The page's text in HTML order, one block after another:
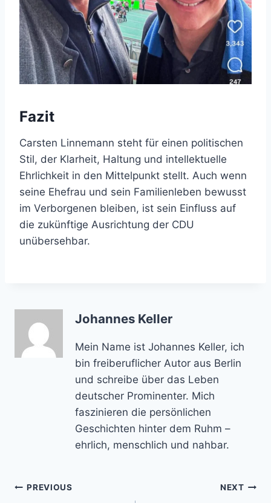
Fazit
Carsten Linnemann steht für einen politischen
Stil, der Klarheit, Haltung und intellektuelle
Ehrlichkeit in den Mittelpunkt stellt. Auch wenn
seine Ehefrau und sein Familienleben bewusst
im Verborgenen bleiben, ist sein Einfluss auf
die zukünftige Ausrichtung der CDU
unübersehbar.
Johannes Keller
Mein Name ist Johannes Keller, ich
bin freiberuflicher Autor aus Berlin
und schreibe über das Leben
deutscher Prominenter. Mich
faszinieren die persönlichen
Geschichten hinter dem Ruhm –
ehrlich, menschlich und nahbar.
Post
PREVIOUS NEXT